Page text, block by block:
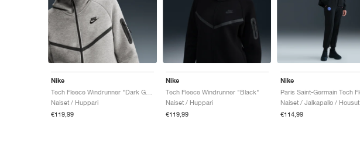
Nike
Naiset / Huppari
€119,99
Nike
Tech Fleece Windrunner "Black"
Naiset / Huppari
€119,99
Nike
Naiset / Jalkapallo / Housut
€114,99